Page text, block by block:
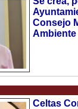
Consejo
Ambiente
Celtas